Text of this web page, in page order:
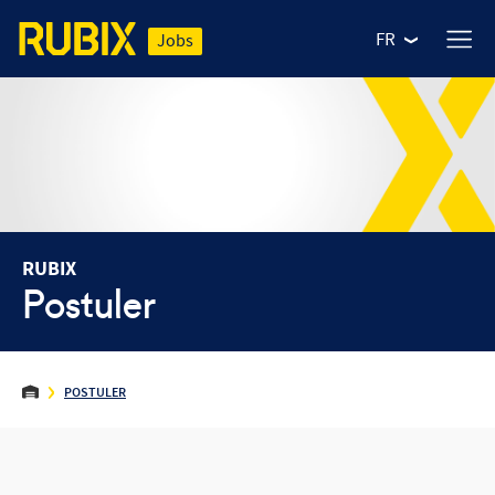
Jobs FR
RUBIX
Postuler
POSTULER